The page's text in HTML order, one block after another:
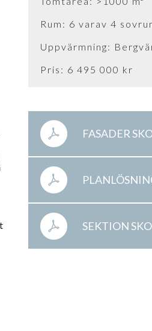
Rum: 6 varav 4
Uppvärmning:
Pris: 6 495 000 kr
FASADER
SEKTION